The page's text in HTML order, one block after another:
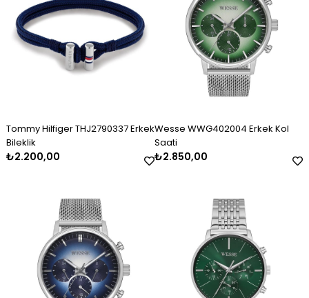
Tommy Hilfiger THJ2790337 Erkek
Bileklik
₺2.200,00
Wesse WWG402004 Erkek Kol
Saati
₺2.850,00